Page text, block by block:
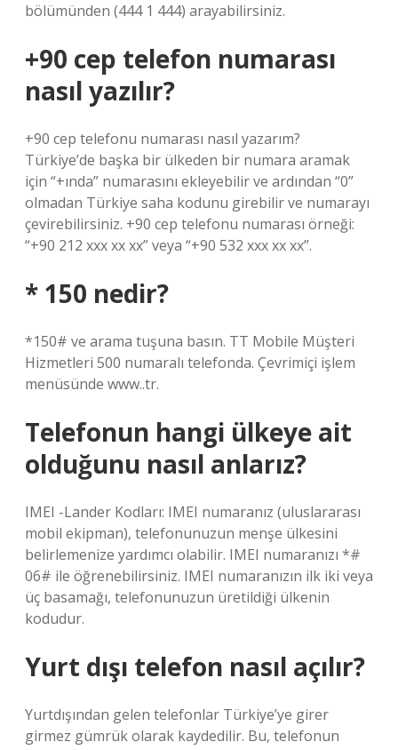
bölümünden (444 1 444) arayabilirsiniz.
+90 cep telefon numarası
nasıl yazılır?
+90 cep telefonu numarası nasıl yazarım?
Türkiye’de başka bir ülkeden bir numara aramak
için “+ında” numarasını ekleyebilir ve ardından “0”
olmadan Türkiye saha kodunu girebilir ve numarayı
çevirebilirsiniz. +90 cep telefonu numarası örneği:
“+90 212 xxx xx xx” veya “+90 532 xxx xx xx”.
* 150 nedir?
*150# ve arama tuşuna basın. TT Mobile Müşteri
Hizmetleri 500 numaralı telefonda. Çevrimiçi işlem
menüsünde www..tr.
Telefonun hangi ülkeye ait
olduğunu nasıl anlarız?
IMEI -Lander Kodları: IMEI numaranız (uluslararası
mobil ekipman), telefonunuzun menşe ülkesini
belirlemenize yardımcı olabilir. IMEI numaranızı *#
06# ile öğrenebilirsiniz. IMEI numaranızın ilk iki veya
üç basamağı, telefonunuzun üretildiği ülkenin
kodudur.
Yurt dışı telefon nasıl açılır?
Yurtdışından gelen telefonlar Türkiye’ye girer
girmez gümrük olarak kaydedilir. Bu, telefonun